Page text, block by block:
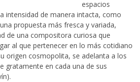
espacios
intensidad de manera intacta, como
propuesta más fresca y variada,
de una compositora curiosa que
al que pertenecer en lo más cotidiano
origen cosmopolita, se adelanta a los
gratamente en cada una de sus